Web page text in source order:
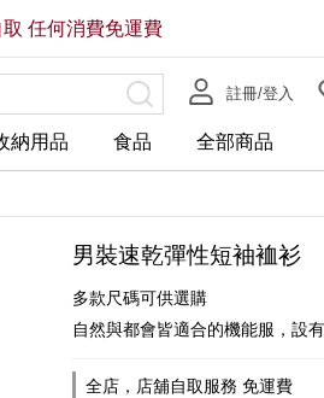
註冊/登入
納用品 食品 全部商品
取 任何消費免運費
男裝速乾彈性短袖裇衫
多款尺碼可供選購
自然與都會皆適合的機能服，設
全店，店舖自取服務 免運費